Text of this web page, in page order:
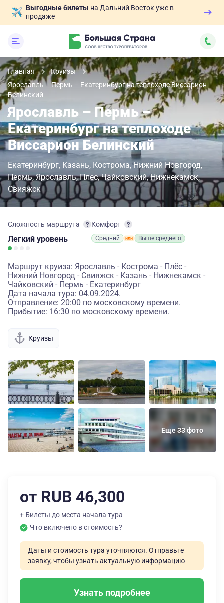
Выгодные билеты на Дальний Восток уже в
продаже
Главная
Круизы
Ярославль – Пермь – Екатеринбург на теплоходе Виссарион
Белинский
Ярославль – Пермь –
Екатеринбург на теплоходе
Виссарион Белинский
Екатеринбург Казань Кострома Нижний Новгород
Пермь Ярославль Плес Чайковский Нижнекамск
Свияжск
Сложность маршрута
Легкий уровень
Комфорт
Средний Выше среднего
Маршрут круиза: Ярославль - Кострома - Плёс -
Нижний Новгород - Свияжск - Казань - Нижнекамск -
Чайковский - Пермь - Екатеринбург
Дата начала тура: 04.09.2024.
Отправление: 20:00 по московскому времени.
Прибытие: 16:30 по московскому времени.
Круизы
Еще 33 фото
от RUB 46,300
+ Билеты до места начала тура
Что включено в стоимость?
Даты и стоимость тура уточняются. Отправьте
заявку, чтобы узнать актуальную информацию
Узнать подробнее